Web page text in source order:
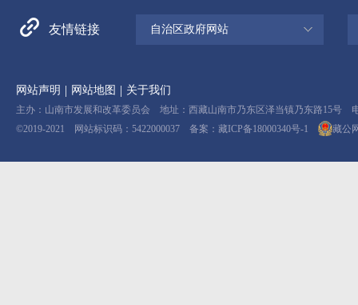
友情链接 自治区政府网站
网站声明 | 网站地图 | 关于我们
主办：山南市发展和改革委员会 地址：西藏山南市乃东区泽当镇乃东路15号 电
©2019-2021 网站标识码：5422000037 备案： 藏ICP备18000340号-1 藏公